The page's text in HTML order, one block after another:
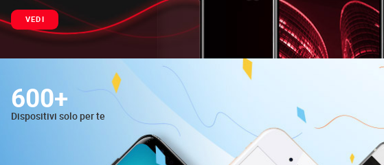
VEDI
600+
Dispositivi solo per te